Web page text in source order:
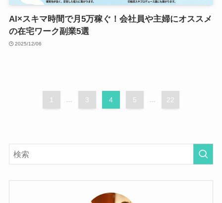
AI×スキマ時間で月5万稼ぐ！会社員や主婦にオススメ
の在宅ワーク副業5選
2025/12/06
1 ... 3 4 5 ... 22